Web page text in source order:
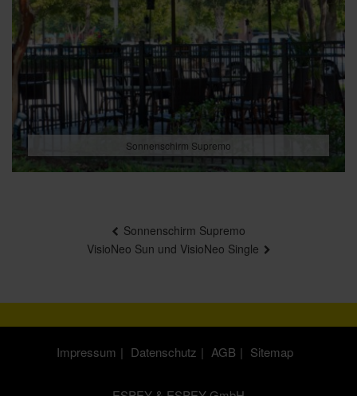
Sonnenschirm Supremo
Sonnenschirm Supremo
VisioNeo Sun und VisioNeo Single
Impressum Datenschutz AGB Sitemap